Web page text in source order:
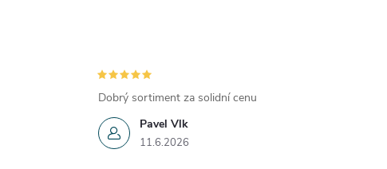
Pavel Vlk
11.6.2026
Dobrý sortiment za solidní cenu